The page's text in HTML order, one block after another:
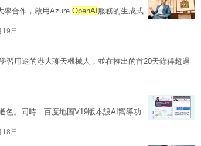
學合作，啟用Azure OpenAI 服務的生成式
日
習用途的港大聊天機械人，並在推出的首20天錄得超過
色。同時，百度地圖V19版本設AI嚮導功
日